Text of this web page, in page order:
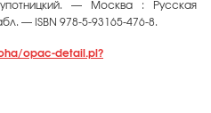
— Москва : Русская
— ISBN 978-5-93165-476-8.
opac-detail.pl?